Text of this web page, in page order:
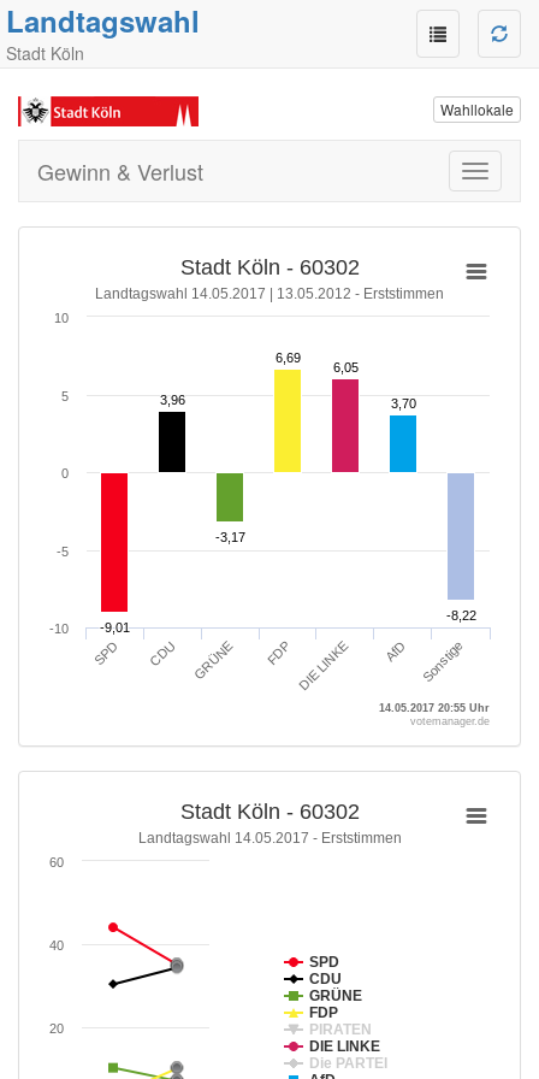
Landtagswahl
Stadt Köln
Wahllokale
Toggle
Gewinn & Verlust
14.05.2017 20:55 Uhr
Stadt Köln - 60302
Landtagswahl 14.05.2017 | 13.05.2012 - Erststimmen
-9,01
-9,01
3,96
3,96
-3,17
-3,17
6,69
6,69
6,05
6,05
3,70
3,70
-8,22
-8,22
SPD CDU GRÜNE FDP DIE LINKE AfD Sonstige
-10
-5
0
5
10
votemanager.de
Stadt Köln - 60302
Landtagswahl 14.05.2017 - Erststimmen
SPD
CDU
GRÜNE
FDP
PIRATEN
DIE LINKE
Die PARTEI
20
40
60